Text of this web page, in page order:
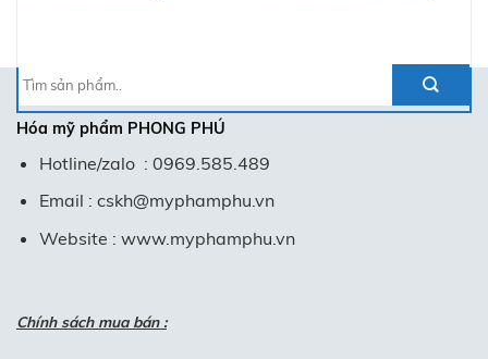
Tìm
kiếm:
Hóa mỹ phẩm PHONG PHÚ
Hotline/zalo : 0969.585.489
Email : cskh@myphamphu.vn
Website : www.myphamphu.vn
Chính sách mua bán :